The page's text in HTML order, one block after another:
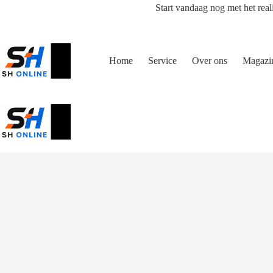
Start vandaag nog met het
Home Service Over ons